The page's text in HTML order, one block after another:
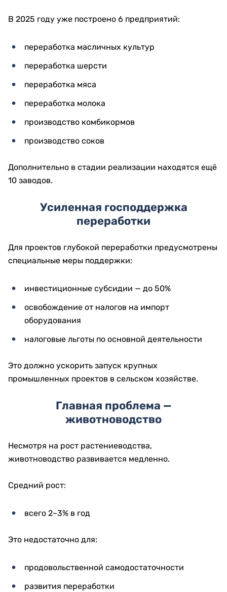
В 2025 году уже построено 6 предприятий:
переработка масличных культур
переработка шерсти
переработка мяса
переработка молока
производство комбикормов
производство соков
Дополнительно в стадии реализации находятся ещё
10 заводов.
Усиленная господдержка
переработки
Для проектов глубокой переработки предусмотрены
специальные меры поддержки:
инвестиционные субсидии — до 50%
освобождение от налогов на импорт
оборудования
налоговые льготы по основной деятельности
Это должно ускорить запуск крупных
промышленных проектов в сельском хозяйстве.
Главная проблема —
животноводство
Несмотря на рост растениеводства,
животноводство развивается медленно.
Средний рост:
всего 2–3% в год
Это недостаточно для:
продовольственной самодостаточности
развития переработки